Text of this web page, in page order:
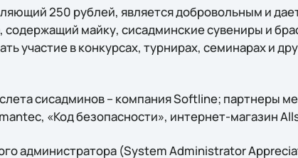
250 рублей, является добровольным и
содержащий майку, сисадминские сувениры и
участие в конкурсах, турнирах, семинарах и
сисадминов – компания Softline; партнеры
«Код безопасности», интернет-магазин
администратора (System Administrator